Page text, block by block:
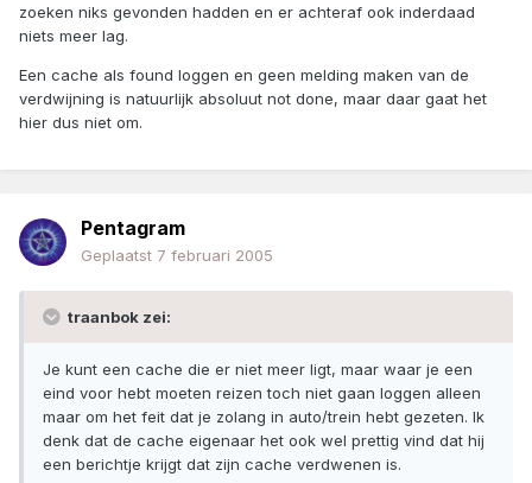
zoeken niks gevonden hadden en er achteraf ook inderdaad
niets meer lag.
Een cache als found loggen en geen melding maken van de
verdwijning is natuurlijk absoluut not done, maar daar gaat het
hier dus niet om.
Pentagram
Geplaatst 7 februari 2005
traanbok zei:
Je kunt een cache die er niet meer ligt, maar waar je een
eind voor hebt moeten reizen toch niet gaan loggen alleen
maar om het feit dat je zolang in auto/trein hebt gezeten. Ik
denk dat de cache eigenaar het ook wel prettig vind dat hij
een berichtje krijgt dat zijn cache verdwenen is.